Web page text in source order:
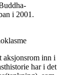
i 2001.
aksjonsrom inn i
har i det